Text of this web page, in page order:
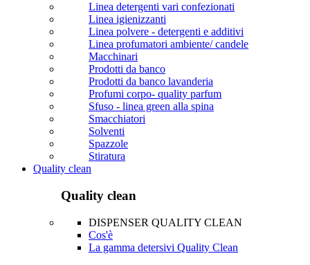
Linea detergenti vari confezionati
Linea igienizzanti
Linea polvere - detergenti e additivi
Linea profumatori ambiente/ candele
Macchinari
Prodotti da banco
Prodotti da banco lavanderia
Profumi corpo- quality parfum
Sfuso - linea green alla spina
Smacchiatori
Solventi
Spazzole
Stiratura
Quality clean
Quality clean
DISPENSER QUALITY CLEAN
Cos'è
La gamma detersivi Quality Clean